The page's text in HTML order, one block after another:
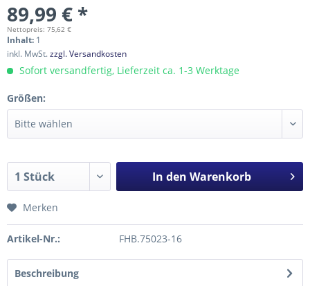
89,99 € *
Nettopreis: 75,62 €
Inhalt: 1
inkl. MwSt.zzgl. Versandkosten
Sofort versandfertig, Lieferzeit ca. 1-3 Werktage
Größen:
In den Warenkorb
Merken
Artikel-Nr.: FHB.75023-16
Beschreibung